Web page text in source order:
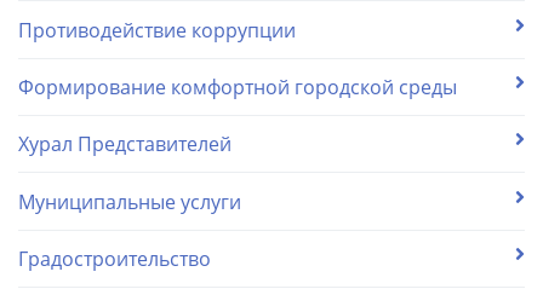
Противодействие коррупции
Формирование комфортной городской среды
Хурал Представителей
Муниципальные услуги
Градостроительство